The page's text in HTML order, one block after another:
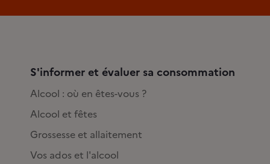
S'informer et évaluer sa consommation
Alcool : où en êtes-vous ?
Alcool et fêtes
Grossesse et allaitement
Vos ados et l'alcool